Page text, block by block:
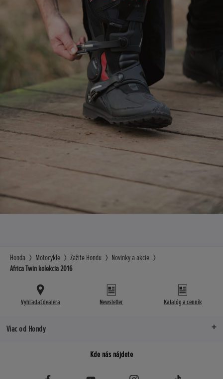
Honda Motocykle Zažite Hondu
Novinky a akcie
Africa Twin kolekcia 2016
Vyhľadať dealera Newsletter Katalóg a cenník
Viac od Hondy
Kde nás nájdete